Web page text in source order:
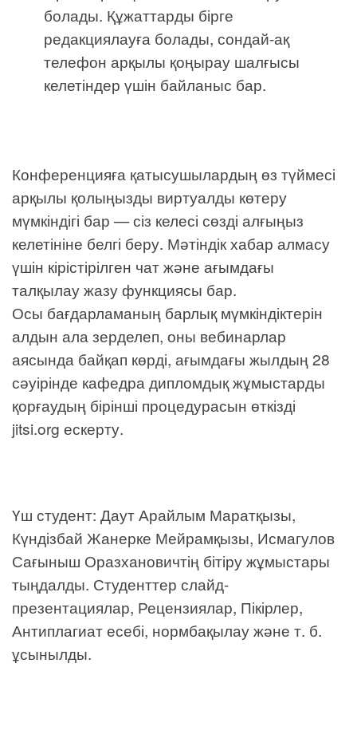
болады. Құжаттарды бірге
редакциялауға болады, сондай-ақ
телефон арқылы қоңырау шалғысы
келетіндер үшін байланыс бар.
Конференцияға қатысушылардың өз түймесі
арқылы қолыңызды виртуалды көтеру
мүмкіндігі бар — сіз келесі сөзді алғыңыз
келетініне белгі беру. Мәтіндік хабар алмасу
үшін кірістірілген чат және ағымдағы
талқылау жазу функциясы бар.
Осы бағдарламаның барлық мүмкіндіктерін
алдын ала зерделеп, оны вебинарлар
аясында байқап көрді, ағымдағы жылдың 28
сәуірінде кафедра дипломдық жұмыстарды
қорғаудың бірінші процедурасын өткізді
jitsi.org ескерту.
Үш студент: Даут Арайлым Маратқызы,
Күндізбай Жанерке Мейрамқызы, Исмагулов
Сағыныш Оразхановичтің бітіру жұмыстары
тыңдалды. Студенттер слайд-
презентациялар, Рецензиялар, Пікірлер,
Антиплагиат есебі, нормбақылау және т. б.
ұсынылды.